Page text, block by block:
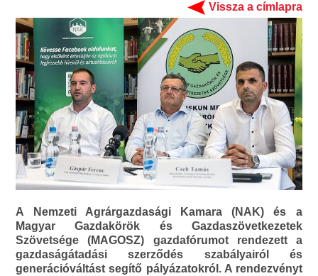
Vissza a címlapra
A Nemzeti Agrárgazdasági Kamara (NAK) és a
Magyar Gazdakörök és Gazdaszövetkezetek
Szövetsége (MAGOSZ) gazdafórumot rendezett a
gazdaságátadási szerződés szabályairól és
generációváltást segítő pályázatokról. A rendezvényt